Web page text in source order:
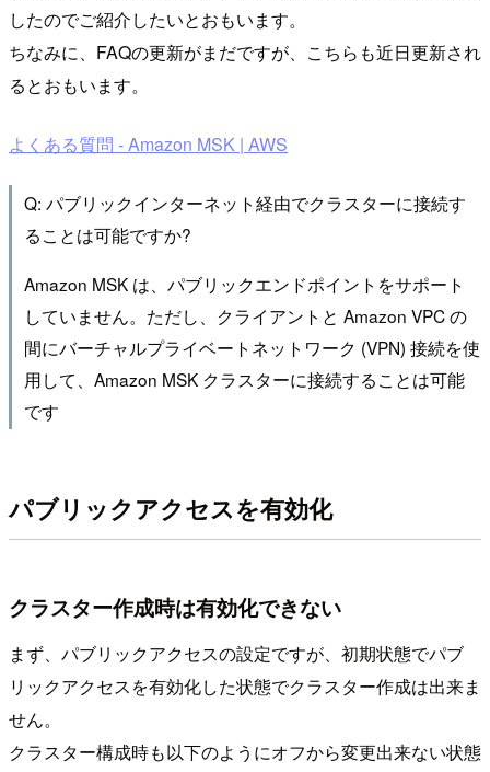
したのでご紹介したいとおもいます。
ちなみに、FAQの更新がまだですが、こちらも近日更新され
るとおもいます。
よくある質問 - Amazon MSK | AWS
Q: パブリックインターネット経由でクラスターに接続す
ることは可能ですか?
Amazon MSK は、パブリックエンドポイントをサポート
していません。ただし、クライアントと Amazon VPC の
間にバーチャルプライベートネットワーク (VPN) 接続を使
用して、Amazon MSK クラスターに接続することは可能
です
パブリックアクセスを有効化
クラスター作成時は有効化できない
まず、パブリックアクセスの設定ですが、初期状態でパブ
リックアクセスを有効化した状態でクラスター作成は出来ま
せん。
クラスター構成時も以下のようにオフから変更出来ない状態